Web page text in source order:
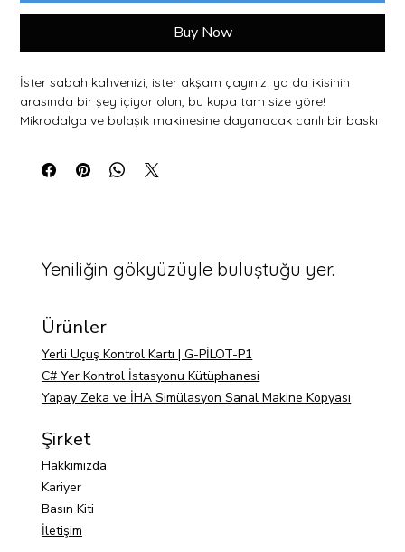
Buy Now
İster sabah kahvenizi, ister akşam çayınızı ya da ikisinin
arasında bir şey içiyor olun, bu kupa tam size göre!
Mikrodalga ve bulaşık makinesine dayanacak canlı bir baskı
- Seramik
- 20 oz kupa boyutları: 4,3″ (10,9 cm) yükseklik, 3,7″ (9,3 cm)
- Bulaşık makinesinde ve mikrodalgada yıkanabilir
- Çin'den temin edilen boş ürün
Yeniliğin gökyüzüyle buluştuğu yer.
Şirket
Hakkımızda
Kariyer
Basın Kiti
İletişim
Ürünler
Yerli Uçuş Kontrol Kartı | G-PİLOT-P1
C# Yer Kontrol İstasyonu Kütüphanesi
Yapay Zeka ve İHA Simülasyon Sanal Makine Kopyası